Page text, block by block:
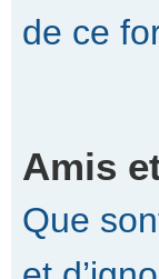
de ce
Amis
Que